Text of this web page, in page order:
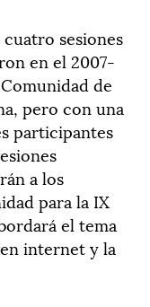
sesiones
en el 2007-
de
pero con una
participantes
a los
para la IX
el tema
internet y la